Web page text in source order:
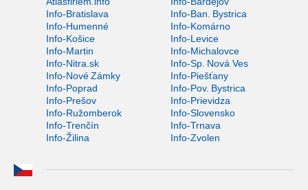
Info-Bratislava
Info-Ban. Bystrica
Info-Humenné
Info-Komárno
Info-Košice
Info-Levice
Info-Martin
Info-Michalovce
Info-Nitra.sk
Info-Sp. Nová Ves
Info-Nové Zámky
Info-Piešťany
Info-Poprad
Info-Pov. Bystrica
Info-Prešov
Info-Prievidza
Info-Ružomberok
Info-Slovensko
Info-Trenčín
Info-Trnava
Info-Žilina
Info-Zvolen